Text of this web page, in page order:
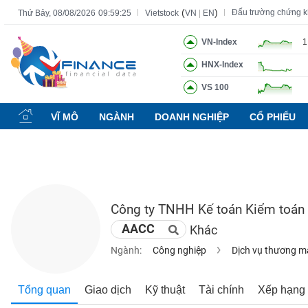
Thứ Bảy, 08/08/2026 09:59:26 Vietstock (VN EN) Đấu trường chứng
VN-Index
HNX-Index
VS 100
VĨ MÔ NGÀNH DOANH NGHIỆP CỔ PHIẾU
Công ty TNHH Kế toán Kiểm
AACC Khác
Ngành: Công nghiệp Dịch vụ thương
Tổng quan Giao dịch Kỹ thuật Tài chính Xếp hạng
Tất cả Tính năng Ngành Mã chứng khoán Lãnh đạo
Tính
năng
(-)
NGHIỆP